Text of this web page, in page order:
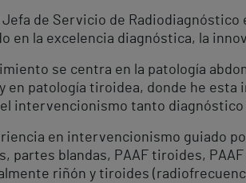
de Servicio de
en la excelencia diagnóstica, la
se centra en la patología
en patología tiroidea, donde he
intervencionismo tanto
en intervencionismo guiado
partes blandas, PAAF tiroides,
riñón y tiroides